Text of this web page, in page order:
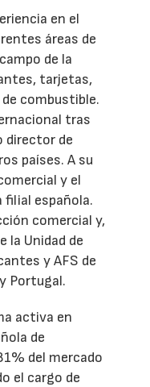
en el
áreas de
de la
tarjetas,
combustible.
tras
director de
países. A su
y el
filial española.
comercial y,
la Unidad de
y AFS de
Portugal.
activa en
de
del mercado
el cargo de